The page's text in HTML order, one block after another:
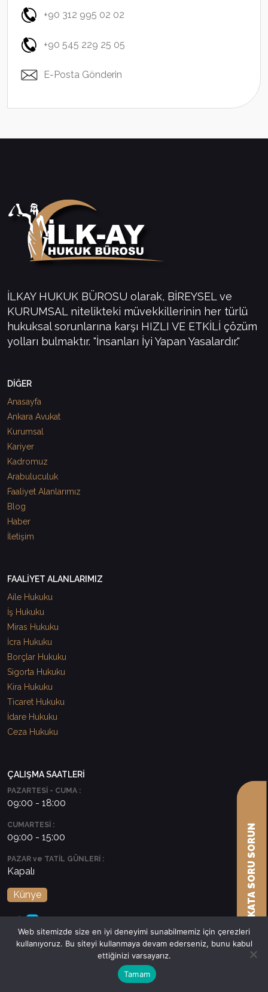
+90 312 995 02 02
+90 545 229 25 05
E-Posta Gönderin
İLKAY HUKUK BÜROSU olarak, BİREYSEL ve
KURUMSAL nitelikteki müvekkillerinin her türlü
hukuksal sorunlarına karşı HIZLI VE ETKİLİ çözüm
yolları bulmaktır. "İnsanları İyi Yapan Yasalardır."
DİĞER
Anasayfa
Ankara Avukat
Kurumsal
Kariyer
Kadromuz
Arabuluculuk
Faaliyet Alanlarımız
Blog
Haber
İletişim
FAALİYET ALANLARIMIZ
Aile Hukuku
İş Hukuku
Miras Hukuku
İcra Hukuku
Borçlar Hukuku
Sigorta Hukuku
Kira Hukuku
Ticaret Hukuku
İdare Hukuku
Ceza Hukuku
ÇALIŞMA SAATLERİ
PAZARTESİ - CUMA :
09:00 - 18:00
CUMARTESİ :
09:00 - 15:00
PAZAR ve TATİL GÜNLERİ :
Kapalı
Künye
Web sitemizde size en iyi deneyimi sunabilmemiz için çerezleri
kullanıyoruz. Bu siteyi kullanmaya devam ederseniz, bunu kabul
ettiğinizi varsayarız.
Tamam
AVUKATA SORU SORUN